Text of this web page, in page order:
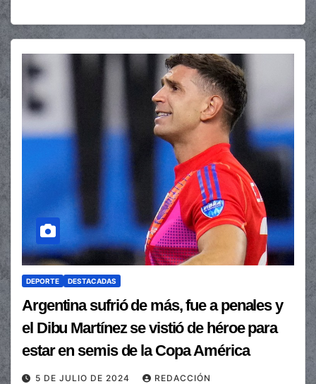
DEPORTE DESTACADAS
Argentina sufrió de más, fue a penales y
el Dibu Martínez se vistió de héroe para
estar en semis de la Copa América
5 DE JULIO DE 2024 REDACCIÓN